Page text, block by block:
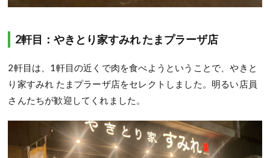
2軒目：やきとり家すみれ たまプラーザ店
2軒目は、1軒目の近くで肉を食べようということで、やきと
り家すみれ たまプラーザ店をセレクトしました。明るい店員
さんたちが歓迎してくれました。